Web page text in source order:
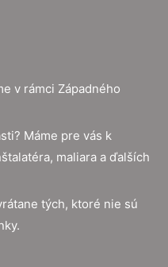
v rámci Západného
Máme pre vás k
maliara a ďalších
tých, ktoré nie sú